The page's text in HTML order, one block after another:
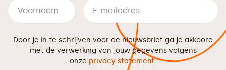
Door je in te schrijven voor de nieuwsbrief ga je akkoord
met de verwerking van jouw gegevens volgens
onze privacy statement.